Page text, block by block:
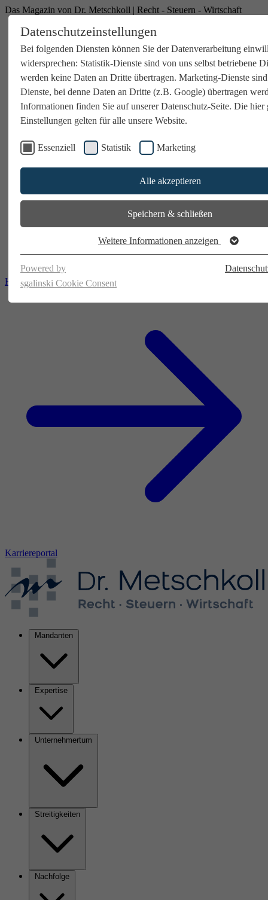
Datenschutzeinstellungen
Bei folgenden Diensten können Sie der Datenverarbeitung
widersprechen: Statistik-Dienste sind von uns selbst betriebene
werden keine Daten an Dritte übertragen. Marketing-Dienste
Dienste, bei denne Daten an Dritte (z.B. Google) übertragen
Informationen finden Sie auf unserer Datenschutz-Seite. Die hier
Einstellungen gelten für alle unsere Website.
Essenziell Statistik Marketing
Alle akzeptieren
Speichern & schließen
Weitere Informationen anzeigen
Powered by
sgalinski Cookie Consent
Das Magazin von Dr. Metschkoll | Recht - Steuern - Wirtschaft
Homepage
Karriereportal
Mandanten
Expertise
Unternehmertum
Streitigkeiten
Nachfolge